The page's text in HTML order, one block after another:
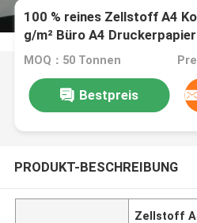
100 % reines Zellstoff A4
g/m² Büro A4 Druckerpapier
MOQ：50 Tonnen
Bestpreis
PRODUKT-BESCHREIBUNG
Zellstoff